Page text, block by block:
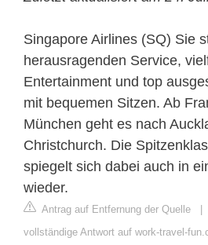
Singapore Airlines (SQ) Sie
herausragenden Service,
Entertainment und top
mit bequemen Sitzen. Ab
München geht es nach
Christchurch. Die
spiegelt sich dabei auch in
wieder.
Antrag auf Entfernung der Quelle
vollständige Antwort auf work-travel-